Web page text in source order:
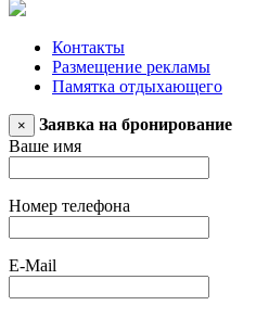
Контакты
Размещение рекламы
Памятка отдыхающего
×
Заявка на бронирование
Ваше имя
Номер телефона
E-Mail